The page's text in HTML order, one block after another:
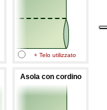
+ Telo utilizzato
Asola con cordino